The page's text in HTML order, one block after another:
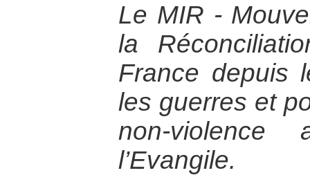
Le MIR -
la
France depuis
les guerres et
non-violence
l’Evangile.